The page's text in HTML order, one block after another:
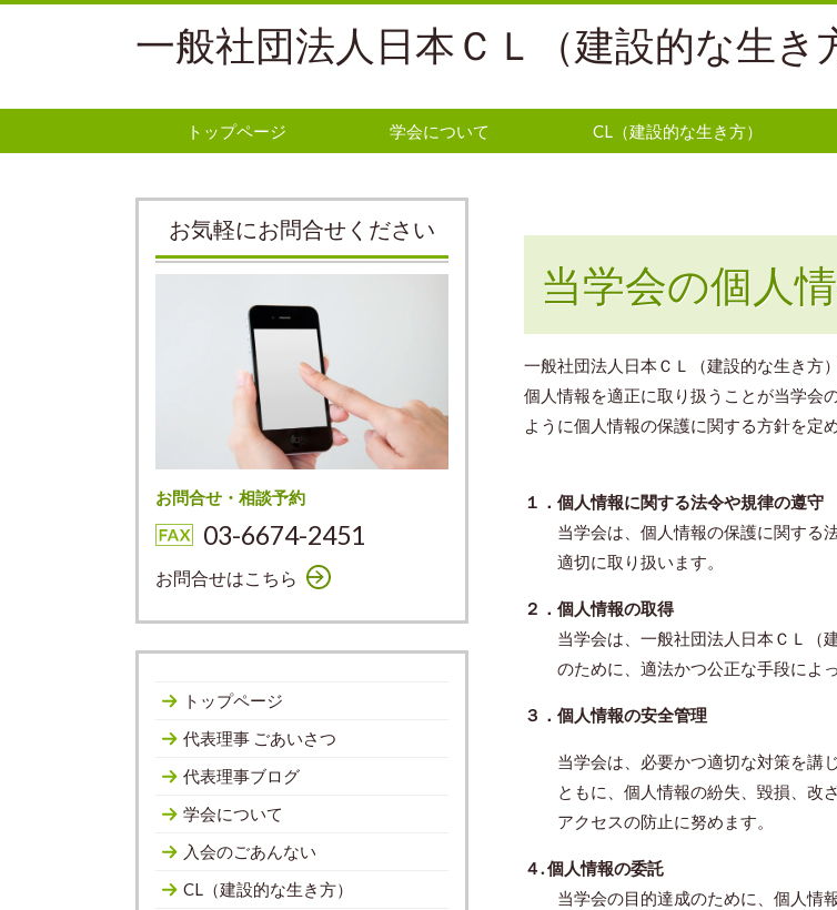
一般社団法人日本ＣＬ（建設的な生き
トップページ 学会について CL（建設的な生き方）
当学会の個人
一般社団法人日本ＣＬ（建設的な生き方
個人情報を適正に取り扱うことが当学会
ように個人情報の保護に関する方針を定め
１．個人情報に関する法令や規律の遵守
当学会は、個人情報の保護に関する
適切に取り扱います。
２．個人情報の取得
当学会は、一般社団法人日本ＣＬ（
のために、適法かつ公正な手段によっ
３．個人情報の安全管理
当学会は、必要かつ適切な対策を講じ
ともに、個人情報の紛失、毀損、改
アクセスの防止に努めます。
４. 個人情報の委託
当学会の目的達成のために、個人情
お気軽にお問合せください
お問合せ・相談予約
03-6674-2451
お問合せはこちら
トップページ
代表理事 ごあいさつ
代表理事ブログ
学会について
入会のごあんない
CL（建設的な生き方）